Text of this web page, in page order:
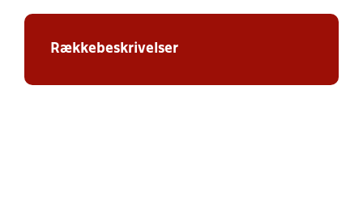
Rækkebeskrivelser